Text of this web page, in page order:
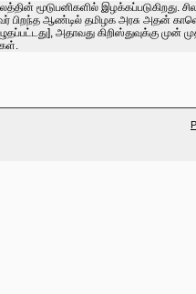
மூடுபனிகளில் இழக்கப்படுகிறது. சில
அவர் பிறந்த ஆண்டில் தமிழக அரசு அதன்
அதாவது கிறிஸ்துவுக்கு முன்